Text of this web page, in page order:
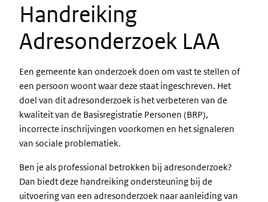
Handreiking
Adresonderzoek LAA
Een gemeente kan onderzoek doen om vast te stellen of
een persoon woont waar deze staat ingeschreven. Het
doel van dit adresonderzoek is het verbeteren van de
kwaliteit van de Basisregistratie Personen (BRP),
incorrecte inschrijvingen voorkomen en het signaleren
van sociale problematiek.
Ben je als professional betrokken bij adresonderzoek?
Dan biedt deze handreiking ondersteuning bij de
uitvoering van een adresonderzoek naar aanleiding van